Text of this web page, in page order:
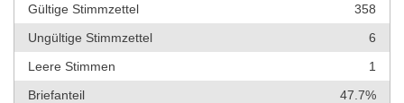
Gültige Stimmzettel
358
Ungültige Stimmzettel
6
Leere Stimmen
1
Briefanteil
47.7%